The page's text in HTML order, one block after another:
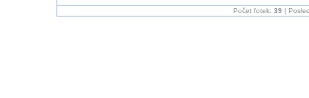
Počet fotek: 39 |